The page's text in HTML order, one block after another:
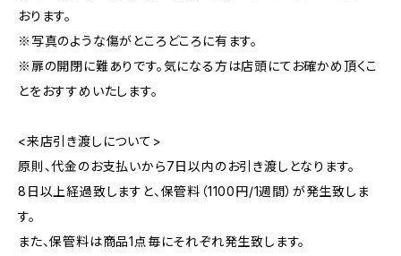
おります。
※写真のような傷がところどころに有ます。
※扉の開閉に難ありです。気になる方は店頭にてお確かめ頂くこ
とをおすすめいたします。
<来店引き渡しについて>
原則、代金のお支払いから7日以内のお引き渡しとなります。
8日以上経過致しますと、保管料（1100円/1週間）が発生致しま
す。
また、保管料は商品1点毎にそれぞれ発生致します。